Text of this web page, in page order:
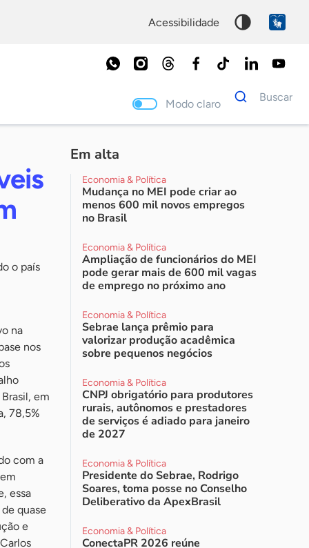
acessibilidade
Modo claro
Dados
para
Buscar
o país
na
nos
em
78,5%
com a
essa
quase
e
Em alta
Economia & Política
Mudança no MEI pode criar ao
menos 600 mil novos empregos
no Brasil
Economia & Política
Ampliação de funcionários do MEI
pode gerar mais de 600 mil vagas
de emprego no próximo ano
Economia & Política
Sebrae lança prêmio para
valorizar produção acadêmica
sobre pequenos negócios
Economia & Política
CNPJ obrigatório para produtores
rurais, autônomos e prestadores
de serviços é adiado para janeiro
de 2027
Economia & Política
Presidente do Sebrae, Rodrigo
Soares, toma posse no Conselho
Deliberativo da ApexBrasil
Economia & Política
ConectaPR 2026 reúne